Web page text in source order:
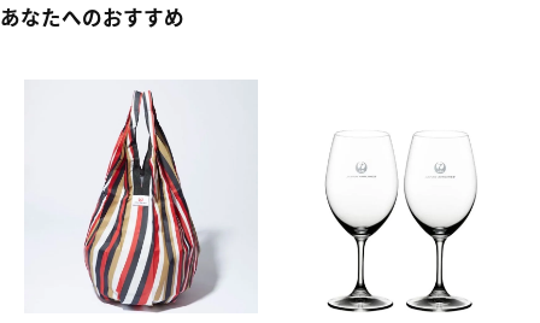
あなたへのおすすめ